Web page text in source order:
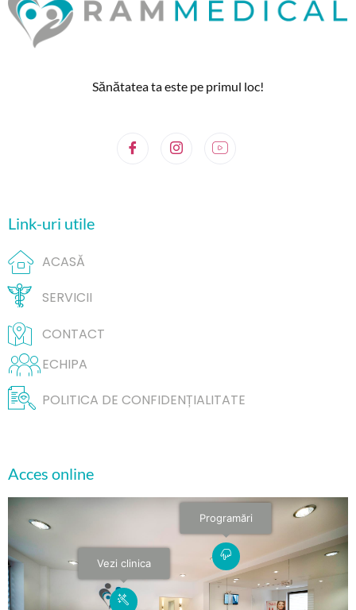
Sănătatea ta este pe primul loc!
Link-uri utile
ACASĂ
SERVICII
CONTACT
ECHIPA
POLITICA DE CONFIDENȚIALITATE
Acces online
Vezi clinica
Programări